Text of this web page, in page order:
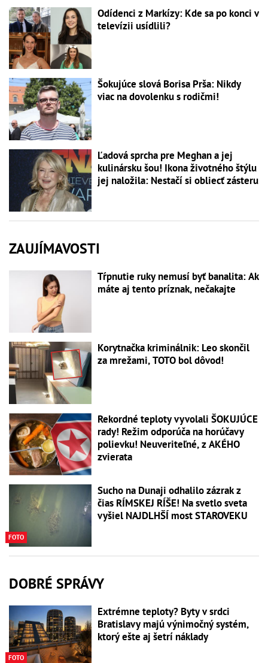
Odídenci z Markízy: Kde sa po konci v
televízii usídlili?
Šokujúce slová Borisa Prša: Nikdy
viac na dovolenku s rodičmi!
Ľadová sprcha pre Meghan a jej
kulinársku šou! Ikona životného štýlu
jej naložila: Nestačí si obliecť zásteru
ZAUJÍMAVOSTI
Tŕpnutie ruky nemusí byť banalita: Ak
máte aj tento príznak, nečakajte
Korytnačka kriminálnik: Leo skončil
za mrežami, TOTO bol dôvod!
Rekordné teploty vyvolali ŠOKUJÚCE
rady! Režim odporúča na horúčavy
polievku! Neuveriteľné, z AKÉHO
zvierata
FOTO
Sucho na Dunaji odhalilo zázrak z
čias RÍMSKEJ RÍŠE! Na svetlo sveta
vyšiel NAJDLHŠÍ most STAROVEKU
DOBRÉ SPRÁVY
FOTO
Extrémne teploty? Byty v srdci
Bratislavy majú výnimočný systém,
ktorý ešte aj šetrí náklady